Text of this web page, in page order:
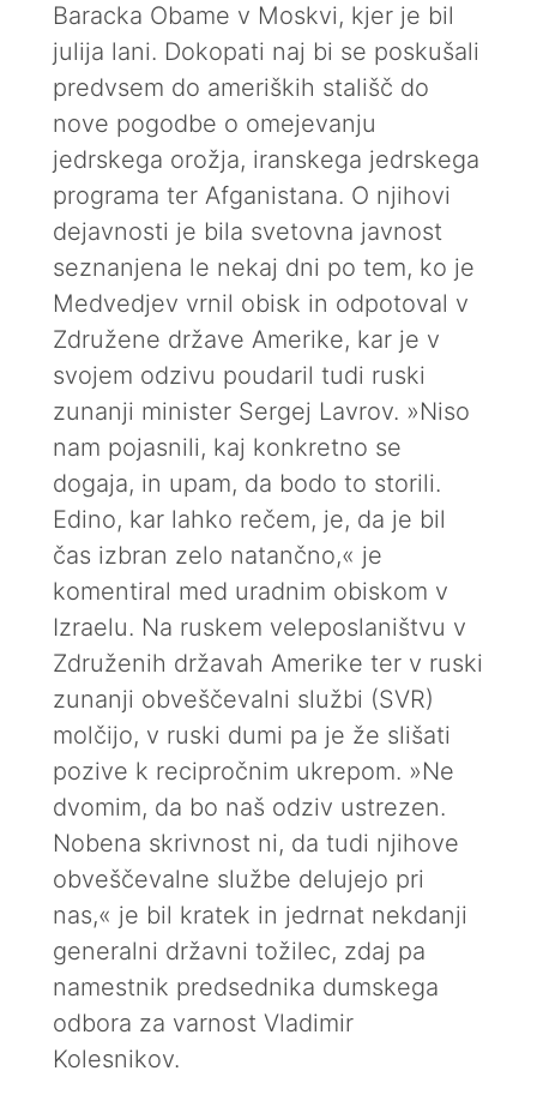
Baracka Obame v Moskvi, kjer je bil
julija lani. Dokopati naj bi se poskušali
predvsem do ameriških stališč do
nove pogodbe o omejevanju
jedrskega orožja, iranskega jedrskega
programa ter Afganistana. O njihovi
dejavnosti je bila svetovna javnost
seznanjena le nekaj dni po tem, ko je
Medvedjev vrnil obisk in odpotoval v
Združene države Amerike, kar je v
svojem odzivu poudaril tudi ruski
zunanji minister Sergej Lavrov. »Niso
nam pojasnili, kaj konkretno se
dogaja, in upam, da bodo to storili.
Edino, kar lahko rečem, je, da je bil
čas izbran zelo natančno,« je
komentiral med uradnim obiskom v
Izraelu. Na ruskem veleposlaništvu v
Združenih državah Amerike ter v ruski
zunanji obveščevalni službi (SVR)
molčijo, v ruski dumi pa je že slišati
pozive k recipročnim ukrepom. »Ne
dvomim, da bo naš odziv ustrezen.
Nobena skrivnost ni, da tudi njihove
obveščevalne službe delujejo pri
nas,« je bil kratek in jedrnat nekdanji
generalni državni tožilec, zdaj pa
namestnik predsednika dumskega
odbora za varnost Vladimir
Kolesnikov.